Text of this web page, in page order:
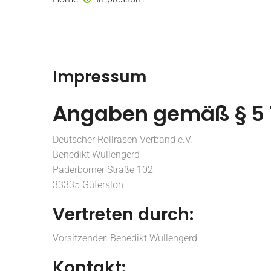
Impressum
Angaben gemäß § 5
Deutscher Rollrasen Verband e.V.
Benedikt Wullengerd
Paderborner Straße 102
33335 Gütersloh
Vertreten durch:
Vorsitzender: Benedikt Wullengerd